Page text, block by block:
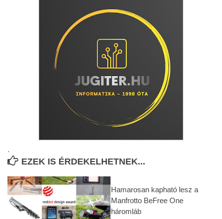
.
EZEK IS ÉRDEKELHETNEK...
Hamarosan kapható lesz a
Manfrotto BeFree One
háromláb